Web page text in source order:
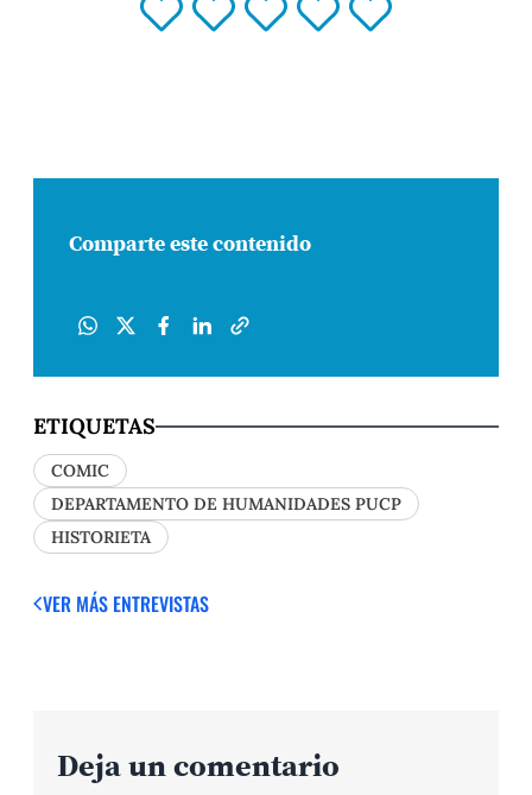
Comparte este contenido
ETIQUETAS
COMIC
DEPARTAMENTO DE HUMANIDADES PUCP
HISTORIETA
VER MÁS ENTREVISTAS
Deja un comentario